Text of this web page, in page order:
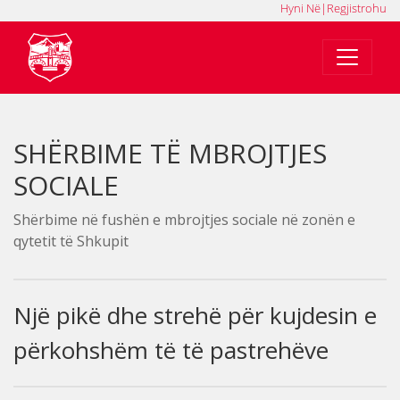
Regjistrohu
|
Hyni Në
SHËRBIME TË MBROJTJES
SOCIALE
Shërbime në fushën e mbrojtjes sociale në zonën e
qytetit të Shkupit
Një pikë dhe strehë për kujdesin e
përkohshëm të të pastrehëve